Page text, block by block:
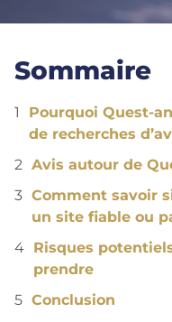
Sommaire
Pourquoi Quest-
de recherches
Avis autour de
Comment savoir
un site fiable ou
Risques
prendre
Conclusion